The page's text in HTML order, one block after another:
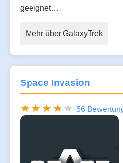
geeignet…
Mehr über GalaxyTrek
Space Invasion
56